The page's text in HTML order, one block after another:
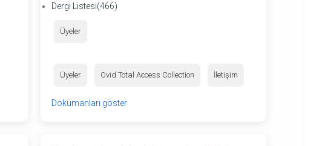
Dergi Listesi(466)
Üyeler
Üyeler Ovid Total Access Collection İletişim
Dokümanları göster